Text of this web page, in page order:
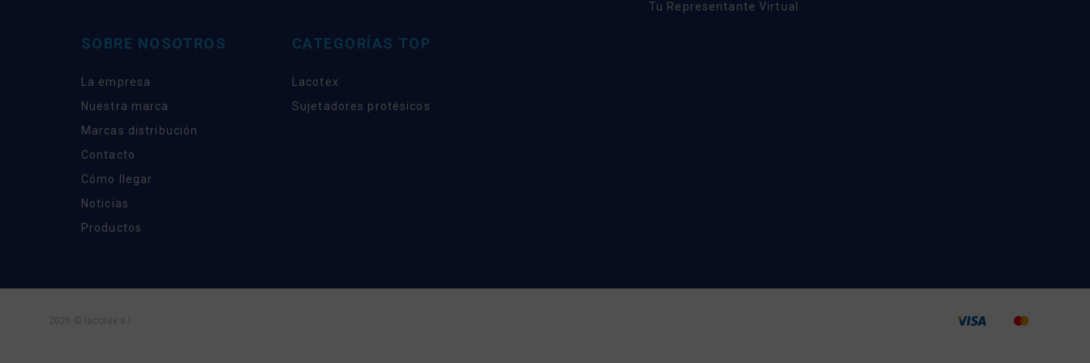
Tu Representante Virtual
SOBRE NOSOTROS
La empresa
Nuestra marca
Marcas distribución
Contacto
Cómo llegar
Noticias
Productos
CATEGORÍAS TOP
Lacotex
Sujetadores protésicos